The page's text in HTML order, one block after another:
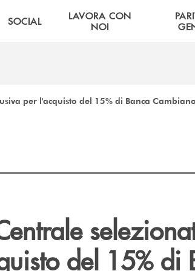
SOCIAL
LAVORA CON
NOI
per l'acquisto del 15% di Banca
del 15% di